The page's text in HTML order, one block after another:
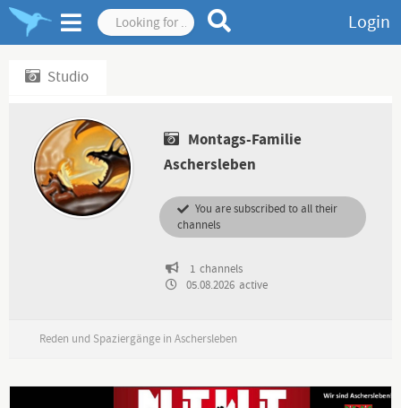
Login
Studio
Montags-Familie
Aschersleben
You are subscribed to all their
channels
1 channels
05.08.2026 active
Reden und Spaziergänge in Aschersleben